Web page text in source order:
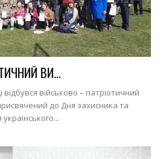
ВИ...
військово – патріотичний
до Дня захисника та